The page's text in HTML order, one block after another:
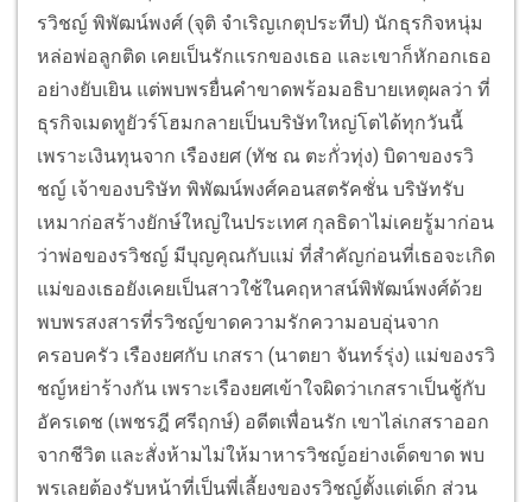
รวิชญ์ พิพัฒน์พงศ์ (จุติ จำเริญเกตุประทีป) นักธุรกิจหนุ่ม
หล่อพ่อลูกติด เคยเป็นรักแรกของเธอ และเขาก็หักอกเธอ
อย่างยับเยิน แต่พบพรยื่นคำขาดพร้อมอธิบายเหตุผลว่า ที่
ธุรกิจเมดทูยัวร์โฮมกลายเป็นบริษัทใหญ่โตได้ทุกวันนี้
เพราะเงินทุนจาก เรืองยศ (ทัช ณ ตะกั่วทุ่ง) บิดาของรวิ
ชญ์ เจ้าของบริษัท พิพัฒน์พงศ์คอนสตรัคชั่น บริษัทรับ
เหมาก่อสร้างยักษ์ใหญ่ในประเทศ กุลธิดาไม่เคยรู้มาก่อน
ว่าพ่อของรวิชญ์ มีบุญคุณกับแม่ ที่สำคัญก่อนที่เธอจะเกิด
แม่ของเธอยังเคยเป็นสาวใช้ในคฤหาสน์พิพัฒน์พงศ์ด้วย
พบพรสงสารที่รวิชญ์ขาดความรักความอบอุ่นจาก
ครอบครัว เรืองยศกับ เกสรา (นาตยา จันทร์รุ่ง) แม่ของรวิ
ชญ์หย่าร้างกัน เพราะเรืองยศเข้าใจผิดว่าเกสราเป็นชู้กับ
อัครเดช (เพชรฎี ศรีฤกษ์) อดีตเพื่อนรัก เขาไล่เกสราออก
จากชีวิต และสั่งห้ามไม่ให้มาหารวิชญ์อย่างเด็ดขาด พบ
พรเลยต้องรับหน้าที่เป็นพี่เลี้ยงของรวิชญ์ตั้งแต่เด็ก ส่วน